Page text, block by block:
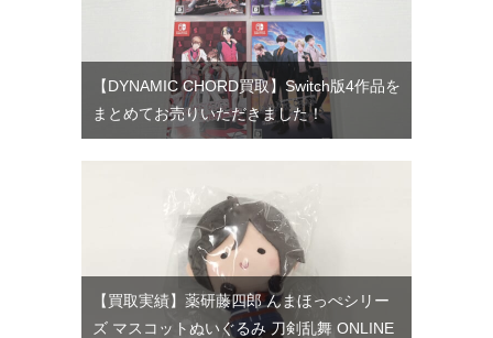
【DYNAMIC CHORD買取】Switch版4作品を
まとめてお売りいただきました！
【買取実績】薬研藤四郎 んまほっぺシリー
ズ マスコットぬいぐるみ 刀剣乱舞 ONLINE